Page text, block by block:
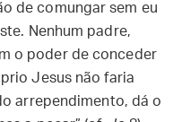
de comungar sem eu
Nenhum padre,
o poder de conceder
Jesus não faria
arrependimento, dá o